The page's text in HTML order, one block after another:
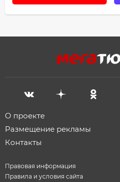
О проекте
Размещение рекламы
Контакты
Правовая информация
Правила и условия сайта